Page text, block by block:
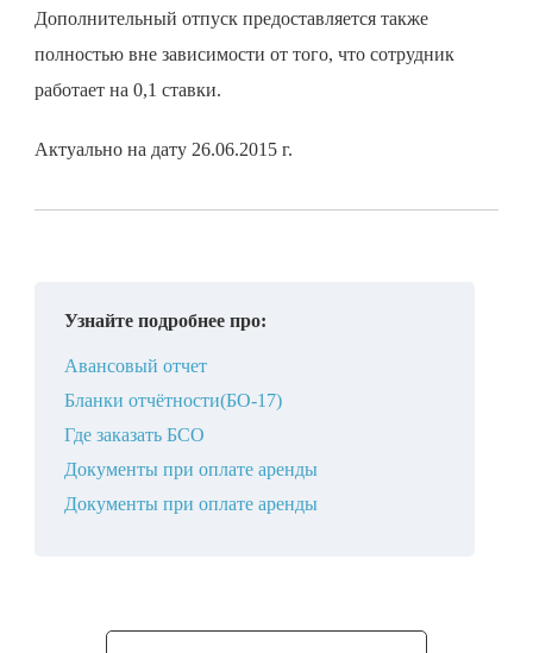
Дополнительный отпуск предоставляется также
полностью вне зависимости от того, что сотрудник
работает на 0,1 ставки.
Актуально на дату 26.06.2015 г.
Узнайте подробнее про:
Авансовый отчет
Бланки отчётности(БО-17)
Где заказать БСО
Документы при оплате аренды
Документы при оплате аренды